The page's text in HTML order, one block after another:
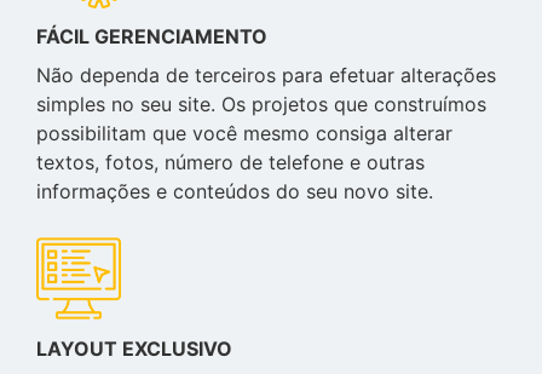
FÁCIL GERENCIAMENTO
Não dependa de terceiros para efetuar alterações
simples no seu site. Os projetos que construímos
possibilitam que você mesmo consiga alterar
textos, fotos, número de telefone e outras
informações e conteúdos do seu novo site.
LAYOUT EXCLUSIVO